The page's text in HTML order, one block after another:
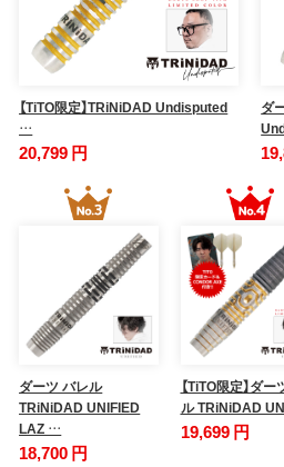
【TiTO限定】TRiNiDAD Undisputed
…
20,799 円
ダ
ダーツ バレル
TRiNiDAD UNIFIED
LAZ …
18,700 円
【TiTO限定】ダー
ル TRiNiDAD
19,699 円